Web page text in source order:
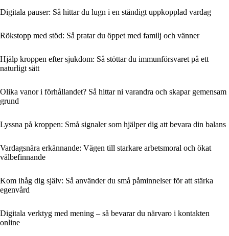
Digitala pauser: Så hittar du lugn i en ständigt uppkopplad vardag
Rökstopp med stöd: Så pratar du öppet med familj och vänner
Hjälp kroppen efter sjukdom: Så stöttar du immunförsvaret på ett
naturligt sätt
Olika vanor i förhållandet? Så hittar ni varandra och skapar gemensam
grund
Lyssna på kroppen: Små signaler som hjälper dig att bevara din balans
Vardagsnära erkännande: Vägen till starkare arbetsmoral och ökat
välbefinnande
Kom ihåg dig själv: Så använder du små påminnelser för att stärka
egenvård
Digitala verktyg med mening – så bevarar du närvaro i kontakten
online